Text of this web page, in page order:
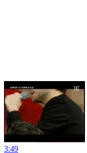
3:49